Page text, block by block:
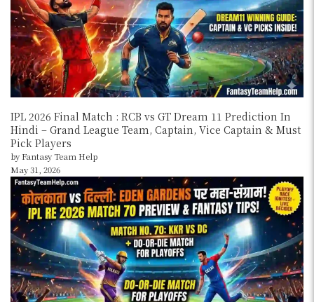
IPL 2026 Final Match : RCB vs GT Dream 11 Prediction In
Hindi – Grand League Team, Captain, Vice Captain & Must
Pick Players
by Fantasy Team Help
May 31, 2026